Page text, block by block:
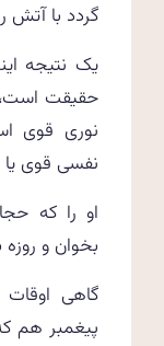
گردد با آتش
یک نتیجه
حقیقت است،
نوری قوی
نفسی قوی
او را که
بخوان و
گاهی
پیغمبر هم